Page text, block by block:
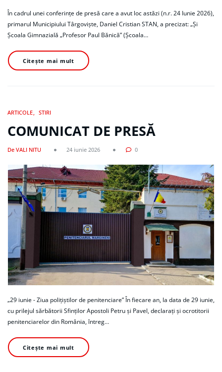
În cadrul unei conferințe de presă care a avut loc astăzi (n.r. 24 Iunie 2026),
primarul Municipiului Târgoviște, Daniel Cristian STAN, a precizat: „Și
Școala Gimnazială „Profesor Paul Bănică” (Școala…
Citește mai mult
ARTICOLE STIRI
COMUNICAT DE PRESĂ
De VALI NITU 24 iunie 2026 0
„29 iunie - Ziua polițiștilor de penitenciare” În fiecare an, la data de 29 iunie,
cu prilejul sărbătorii Sfinților Apostoli Petru și Pavel, declarați și ocrotitorii
penitenciarelor din România, întreg…
Citește mai mult